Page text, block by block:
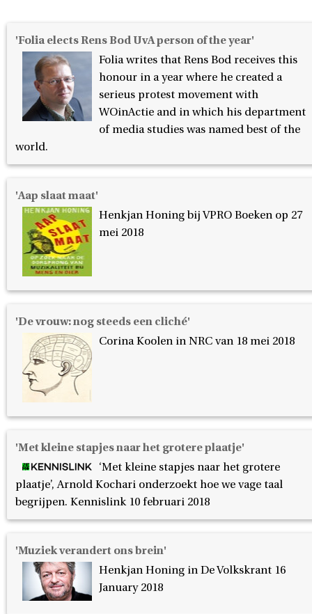
'Folia elects Rens Bod UvA person of the year'
Folia writes that Rens Bod receives this
honour in a year where he created a
serieus protest movement with
WOinActie and in which his department
of media studies was named best of the
world.
'Aap slaat maat'
Henkjan Honing bij VPRO Boeken op 27
mei 2018
'De vrouw: nog steeds een cliché'
Corina Koolen in NRC van 18 mei 2018
'Met kleine stapjes naar het grotere plaatje'
‘Met kleine stapjes naar het grotere
plaatje’, Arnold Kochari onderzoekt hoe we vage taal
begrijpen. Kennislink 10 februari 2018
'Muziek verandert ons brein'
Henkjan Honing in De Volkskrant 16
January 2018